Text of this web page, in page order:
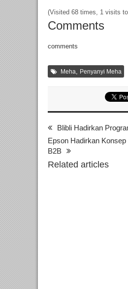
(Visited 68 times, 1 visits
Comments
comments
Meha, Penyanyi Meha
Blibli Hadirkan
Epson Hadirkan
B2B
Related articles